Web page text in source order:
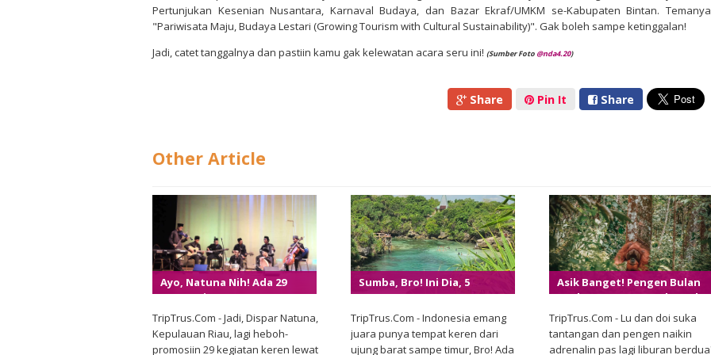
Pertunjukan Kesenian Nusantara, Karnaval Budaya, dan Bazar Ekraf/UMKM se-Kabupaten Bintan.
"Pariwisata Maju, Budaya Lestari (Growing Tourism with Cultural Sustainability)". Gak boleh sampe ketinggalan!
Jadi, catet tanggalnya dan pastiin kamu gak kelewatan acara seru ini! (Sumber Foto @nda4.20)
Share Pin It Share
Other Article
Ayo, Natuna Nih! Ada 29
Event Wisata Seru Banget
Di Tahun 2024!
TripTrus.Com - Jadi, Dispar Natuna,
Kepulauan Riau, lagi heboh-
promosiin 29 kegiatan keren lewat
Sumba, Bro! Ini Dia, 5
Tempat Keren Yang Harus
Dicheck Pas Ke Sumba!
TripTrus.Com - Indonesia emang
juara punya tempat keren dari
ujung barat sampe timur, Bro! Ada
Asik Banget! Pengen Bulan
Madu Yang Seru? Coba Deh
5 Destinasi Keren Di
Sumatera Utara
TripTrus.Com - Lu dan doi suka
tantangan dan pengen naikin
adrenalin pas lagi liburan